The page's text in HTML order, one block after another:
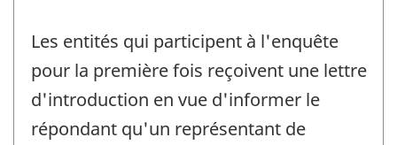
Les entités qui participent à l'enquête
pour la première fois reçoivent une lettre
d'introduction en vue d'informer le
répondant qu'un représentant de